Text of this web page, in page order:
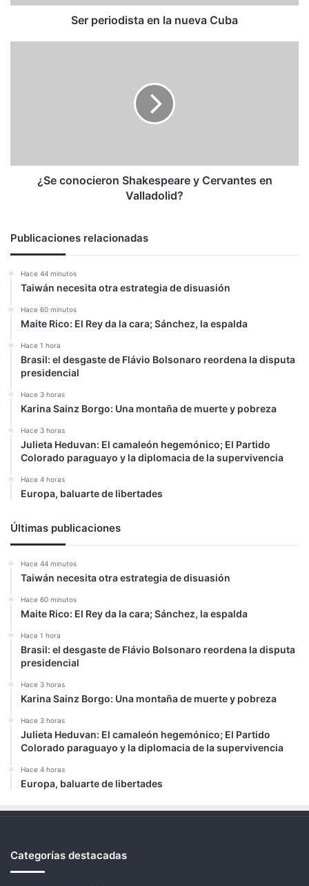
Ser periodista en la nueva Cuba
¿Se conocieron Shakespeare y Cervantes en
Valladolid?
Publicaciones relacionadas
Hace 44 minutos
Taiwán necesita otra estrategia de disuasión
Hace 60 minutos
Maite Rico: El Rey da la cara; Sánchez, la espalda
Hace 1 hora
Brasil: el desgaste de Flávio Bolsonaro reordena la disputa
presidencial
Hace 3 horas
Karina Sainz Borgo: Una montaña de muerte y pobreza
Hace 3 horas
Julieta Heduvan: El camaleón hegemónico; El Partido
Colorado paraguayo y la diplomacia de la supervivencia
Hace 4 horas
Europa, baluarte de libertades
Últimas publicaciones
Hace 44 minutos
Taiwán necesita otra estrategia de disuasión
Hace 60 minutos
Maite Rico: El Rey da la cara; Sánchez, la espalda
Hace 1 hora
Brasil: el desgaste de Flávio Bolsonaro reordena la disputa
presidencial
Hace 3 horas
Karina Sainz Borgo: Una montaña de muerte y pobreza
Hace 3 horas
Julieta Heduvan: El camaleón hegemónico; El Partido
Colorado paraguayo y la diplomacia de la supervivencia
Hace 4 horas
Europa, baluarte de libertades
Categorías destacadas